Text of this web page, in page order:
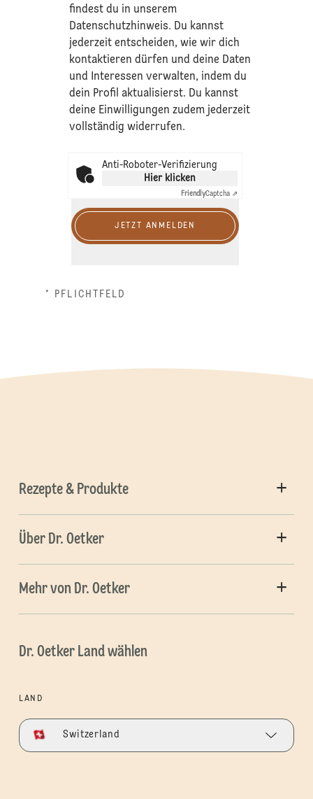
findest du in unserem
Datenschutzhinweis. Du kannst
jederzeit entscheiden, wie wir dich
kontaktieren dürfen und deine Daten
und Interessen verwalten, indem du
dein Profil aktualisierst. Du kannst
deine Einwilligungen zudem jederzeit
vollständig widerrufen.
Anti-Roboter-Verifizierung
Hier klicken
FriendlyCaptcha ⇗
JETZT ANMELDEN
* PFLICHTFELD
Rezepte & Produkte
Über Dr. Oetker
Mehr von Dr. Oetker
Dr. Oetker Land wählen
LAND
Switzerland